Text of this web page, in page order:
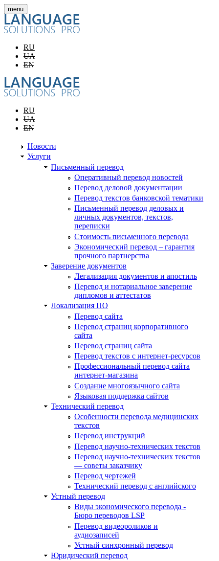
Перейти к основному содержанию
menu
RU
UA
EN
RU
UA
EN
Новости
Услуги
Письменный перевод
Оперативный перевод новостей
Перевод деловой документации
Перевод текстов банковской тематики
Письменный перевод деловых и
личных документов, текстов,
переписки
Стоимость письменного перевода
Экономический перевод – гарантия
прочного партнерства
Заверение документов
Легализация документов и апостиль
Перевод и нотариальное заверение
дипломов и аттестатов
Локализация ПО
Перевод сайта
Перевод страниц корпоративного
сайта
Перевод страниц сайта
Перевод текстов с интернет-ресурсов
Профессиональный перевод сайта
интернет-магазина
Создание многоязычного сайта
Языковая поддержка сайтов
Технический перевод
Особенности перевода медицинских
текстов
Перевод инструкций
Перевод научно-технических текстов
Перевод научно-технических текстов
— советы заказчику
Перевод чертежей
Технический перевод с английского
Устный перевод
Виды экономического перевода -
Бюро переводов LSP
Перевод видеороликов и
аудиозаписей
Устный синхронный перевод
Юридический перевод